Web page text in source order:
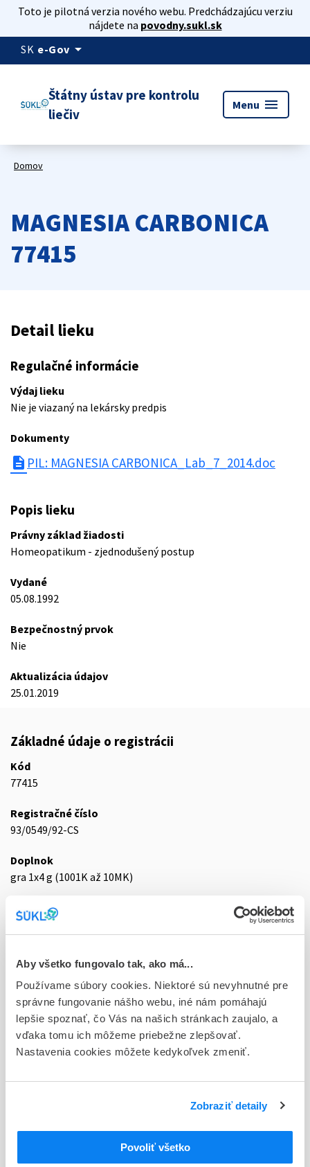
Aby všetko fungovalo tak, ako má...
Používame súbory cookies. Niektoré sú nevyhnutné pre
správne fungovanie nášho webu, iné nám pomáhajú
lepšie spoznať, čo Vás na našich stránkach zaujalo, a
vďaka tomu ich môžeme priebežne zlepšovať.
Nastavenia cookies môžete kedykoľvek zmeniť.
Zobraziť detaily
Povoliť všetko
Toto je pilotná verzia nového webu. Predchádzajúcu verziu
nájdete na povodny.sukl.sk
SK e-Gov arrow_drop_down
Štátny ústav pre kontrolu
liečiv
Menu menu
Domov
MAGNESIA CARBONICA
77415
Detail lieku
Regulačné informácie
Výdaj lieku
Nie je viazaný na lekársky predpis
Dokumenty
description PIL: MAGNESIA CARBONICA_Lab_7_2014.doc
Popis lieku
Právny základ žiadosti
Homeopatikum - zjednodušený postup
Vydané
05.08.1992
Bezpečnostný prvok
Nie
Aktualizácia údajov
25.01.2019
Základné údaje o registrácii
Kód
77415
Registračné číslo
93/0549/92-CS
Doplnok
gra 1x4 g (1001K až 10MK)
Stav
D - Registrácia bez obmedzenia platnosti
Národná
Držiteľ, krajina
BOIRON, Francúzsko
Indikačná skupina
V03
Všetky ostatné liečivá
Všetky ostatné liečivá
V03AX